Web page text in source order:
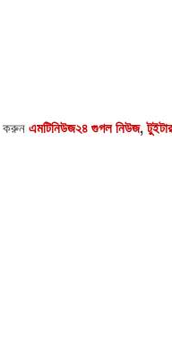
করুনএমটিনিউজ২৪ গুগল নিউজ,